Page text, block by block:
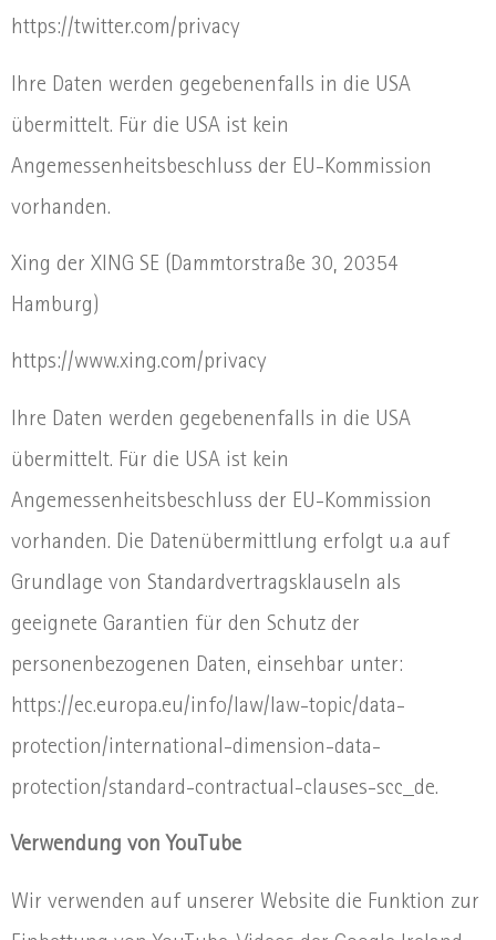
https://twitter.com/privacy
Ihre Daten werden gegebenenfalls in die USA
übermittelt. Für die USA ist kein
Angemessenheitsbeschluss der EU-Kommission
vorhanden.
Xing der XING SE (Dammtorstraße 30, 20354
Hamburg)
https://www.xing.com/privacy
Ihre Daten werden gegebenenfalls in die USA
übermittelt. Für die USA ist kein
Angemessenheitsbeschluss der EU-Kommission
vorhanden. Die Datenübermittlung erfolgt u.a auf
Grundlage von Standardvertragsklauseln als
geeignete Garantien für den Schutz der
personenbezogenen Daten, einsehbar unter:
https://ec.europa.eu/info/law/law-topic/data-
protection/international-dimension-data-
protection/standard-contractual-clauses-scc_de.
Verwendung von YouTube
Wir verwenden auf unserer Website die Funktion zur